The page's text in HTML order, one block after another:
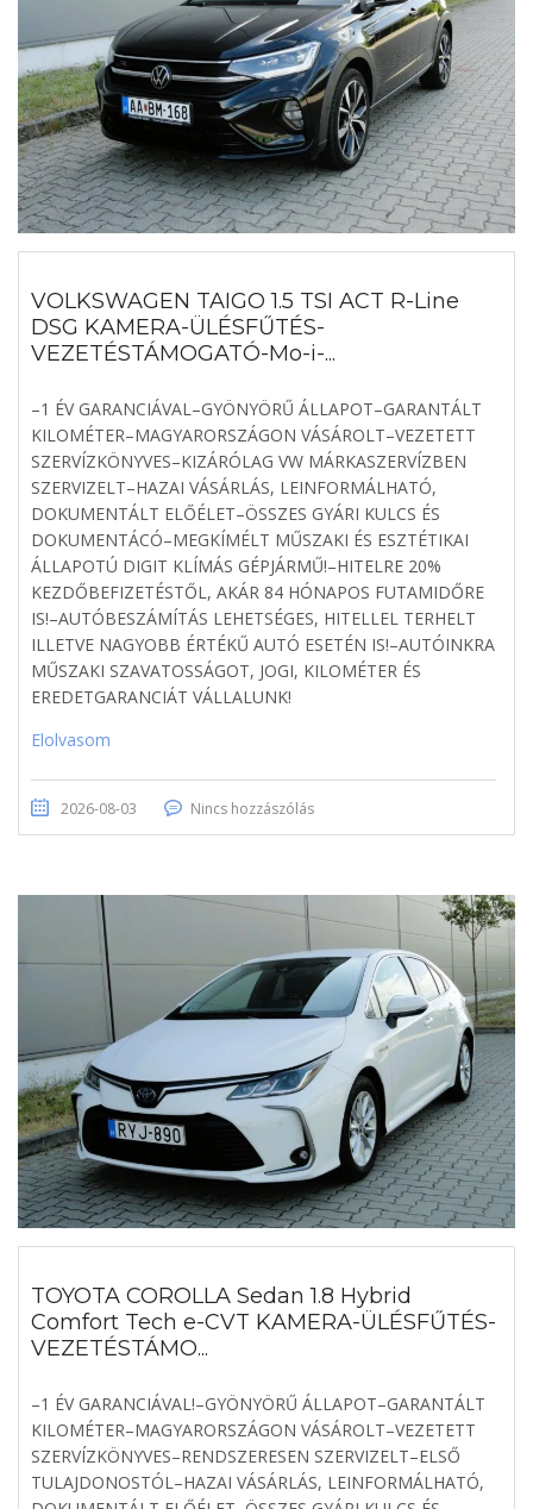
VOLKSWAGEN TAIGO 1.5 TSI ACT R-Line
DSG KAMERA-ÜLÉSFŰTÉS-
VEZETÉSTÁMOGATÓ-Mo-i-...
–1 ÉV GARANCIÁVAL–GYÖNYÖRŰ ÁLLAPOT–GARANTÁLT
KILOMÉTER–MAGYARORSZÁGON VÁSÁROLT–VEZETETT
SZERVÍZKÖNYVES–KIZÁRÓLAG VW MÁRKASZERVÍZBEN
SZERVIZELT–HAZAI VÁSÁRLÁS, LEINFORMÁLHATÓ,
DOKUMENTÁLT ELŐÉLET–ÖSSZES GYÁRI KULCS ÉS
DOKUMENTÁCÓ–MEGKÍMÉLT MŰSZAKI ÉS ESZTÉTIKAI
ÁLLAPOTÚ DIGIT KLÍMÁS GÉPJÁRMŰ!–HITELRE 20%
KEZDŐBEFIZETÉSTŐL, AKÁR 84 HÓNAPOS FUTAMIDŐRE
IS!–AUTÓBESZÁMÍTÁS LEHETSÉGES, HITELLEL TERHELT
ILLETVE NAGYOBB ÉRTÉKŰ AUTÓ ESETÉN IS!–AUTÓINKRA
MŰSZAKI SZAVATOSSÁGOT, JOGI, KILOMÉTER ÉS
EREDETGARANCIÁT VÁLLALUNK!
Elolvasom
2026-08-03 Nincs hozzászólás
TOYOTA COROLLA Sedan 1.8 Hybrid
Comfort Tech e-CVT KAMERA-ÜLÉSFŰTÉS-
VEZETÉSTÁMO...
–1 ÉV GARANCIÁVAL!–GYÖNYÖRŰ ÁLLAPOT–GARANTÁLT
KILOMÉTER–MAGYARORSZÁGON VÁSÁROLT–VEZETETT
SZERVÍZKÖNYVES–RENDSZERESEN SZERVIZELT–ELSŐ
TULAJDONOSTÓL–HAZAI VÁSÁRLÁS, LEINFORMÁLHATÓ,